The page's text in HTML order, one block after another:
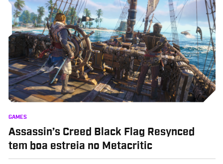
GAMES
Assassin’s Creed Black Flag Resynced
tem boa estreia no Metacritic